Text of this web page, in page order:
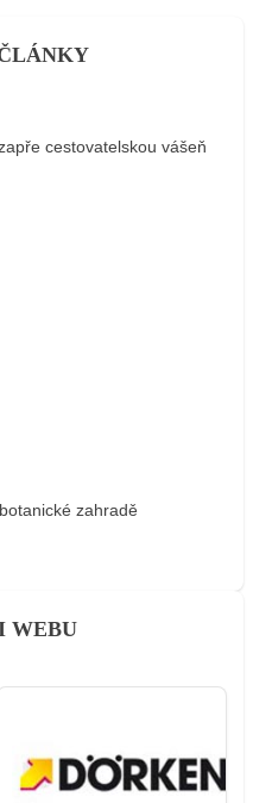
cestovatelskou vášeň
zahradě
WEBU